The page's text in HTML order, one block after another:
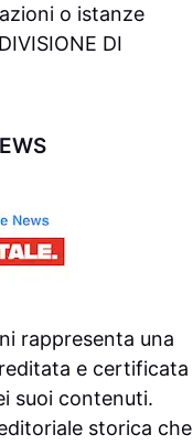
o istanze
DIVISIONE DI
rappresenta una
e certificata
suoi contenuti.
storica che